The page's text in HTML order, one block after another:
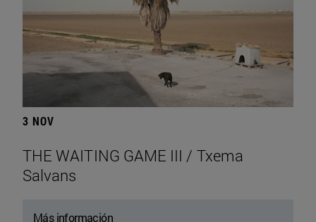
3 NOV
THE WAITING GAME III / Txema
Salvans
Más información